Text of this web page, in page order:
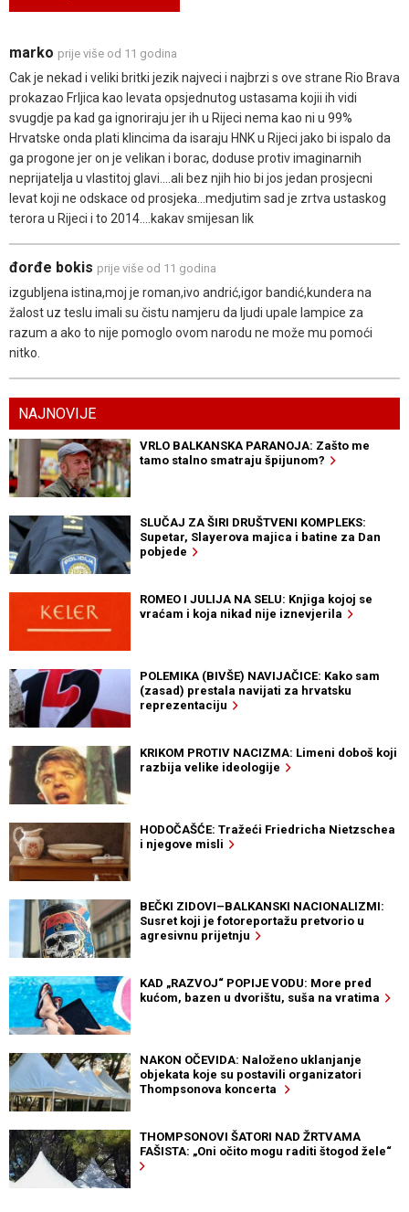
marko prije više od 11 godina
Cak je nekad i veliki britki jezik najveci i najbrzi s ove strane Rio Brava
prokazao Frljica kao levata opsjednutog ustasama kojii ih vidi
svugdje pa kad ga ignoriraju jer ih u Rijeci nema kao ni u 99%
Hrvatske onda plati klincima da isaraju HNK u Rijeci jako bi ispalo da
ga progone jer on je velikan i borac, doduse protiv imaginarnih
neprijatelja u vlastitoj glavi....ali bez njih hio bi jos jedan prosjecni
levat koji ne odskace od prosjeka...medjutim sad je zrtva ustaskog
terora u Rijeci i to 2014....kakav smijesan lik
đorđe bokis prije više od 11 godina
izgubljena istina,moj je roman,ivo andrić,igor bandić,kundera na
žalost uz teslu imali su čistu namjeru da ljudi upale lampice za
razum a ako to nije pomoglo ovom narodu ne može mu pomoći
nitko.
NAJNOVIJE
VRLO BALKANSKA PARANOJA: Zašto me
tamo stalno smatraju špijunom?
SLUČAJ ZA ŠIRI DRUŠTVENI KOMPLEKS:
Supetar, Slayerova majica i batine za Dan
pobjede
ROMEO I JULIJA NA SELU: Knjiga kojoj se
vraćam i koja nikad nije iznevjerila
POLEMIKA (BIVŠE) NAVIJAČICE: Kako sam
(zasad) prestala navijati za hrvatsku
reprezentaciju
KRIKOM PROTIV NACIZMA: Limeni doboš koji
razbija velike ideologije
HODOČAŠĆE: Tražeći Friedricha Nietzschea
i njegove misli
BEČKI ZIDOVI–BALKANSKI NACIONALIZMI:
Susret koji je fotoreportažu pretvorio u
agresivnu prijetnju
KAD „RAZVOJ“ POPIJE VODU: More pred
kućom, bazen u dvorištu, suša na vratima
NAKON OČEVIDA: Naloženo uklanjanje
objekata koje su postavili organizatori
Thompsonova koncerta
THOMPSONOVI ŠATORI NAD ŽRTVAMA
FAŠISTA: „Oni očito mogu raditi štogod žele“